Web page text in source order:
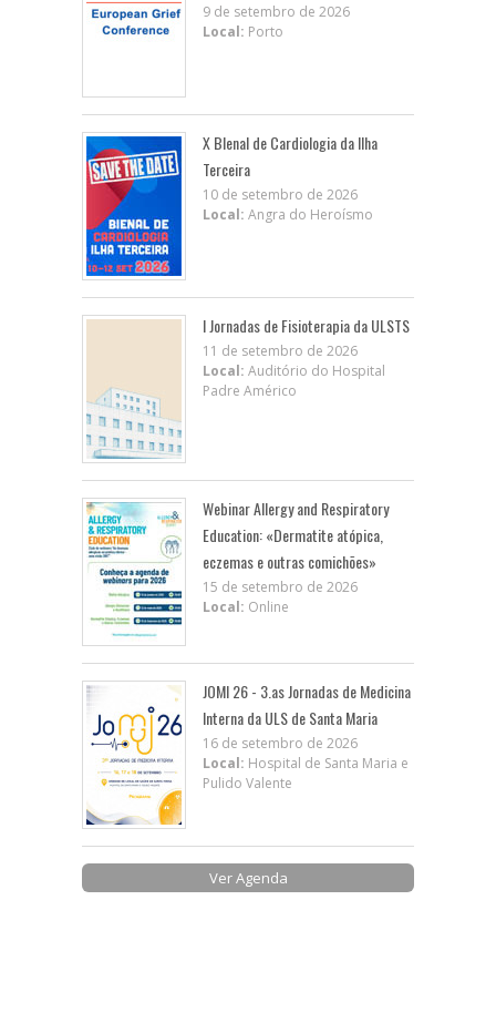
9 de setembro de 2026
Local: Porto
X BIenal de Cardiologia da Ilha
Terceira
10 de setembro de 2026
Local: Angra do Heroísmo
I Jornadas de Fisioterapia da ULSTS
11 de setembro de 2026
Local: Auditório do Hospital
Padre Américo
Webinar Allergy and Respiratory
Education: «Dermatite atópica,
eczemas e outras comichões»
15 de setembro de 2026
Local: Online
JOMI 26 - 3.as Jornadas de Medicina
Interna da ULS de Santa Maria
16 de setembro de 2026
Local: Hospital de Santa Maria e
Pulido Valente
Ver Agenda